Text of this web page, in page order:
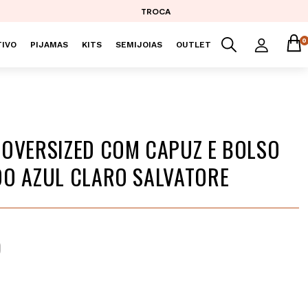
TROCA
PIJAMAS KITS SEMIJOIAS OUTLET 0
COM CAPUZ E BOLSO
AZUL CLARO SALVATORE